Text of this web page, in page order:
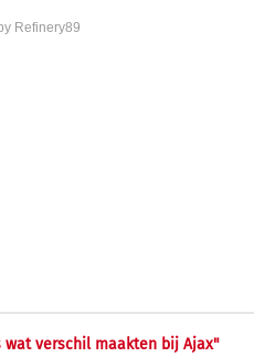
Refinery89
verschil maakten bij Ajax"